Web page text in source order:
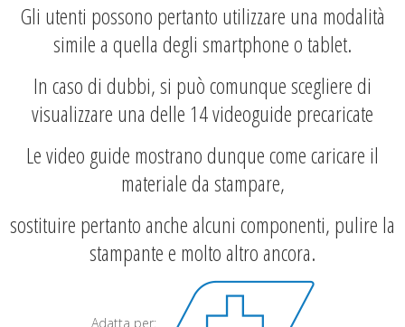
Gli utenti possono pertanto utilizzare una modalità
simile a quella degli smartphone o tablet.
In caso di dubbi, si può comunque scegliere di
visualizzare una delle 14 videoguide precaricate
Le video guide mostrano dunque come caricare il
materiale da stampare,
sostituire pertanto anche alcuni componenti, pulire la
stampante e molto altro ancora.
Adatta per: